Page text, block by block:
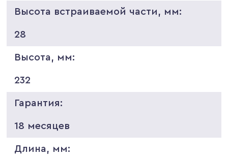
Высота встраиваемой части, мм:
28
Высота, мм:
232
Гарантия:
18 месяцев
Длина, мм: